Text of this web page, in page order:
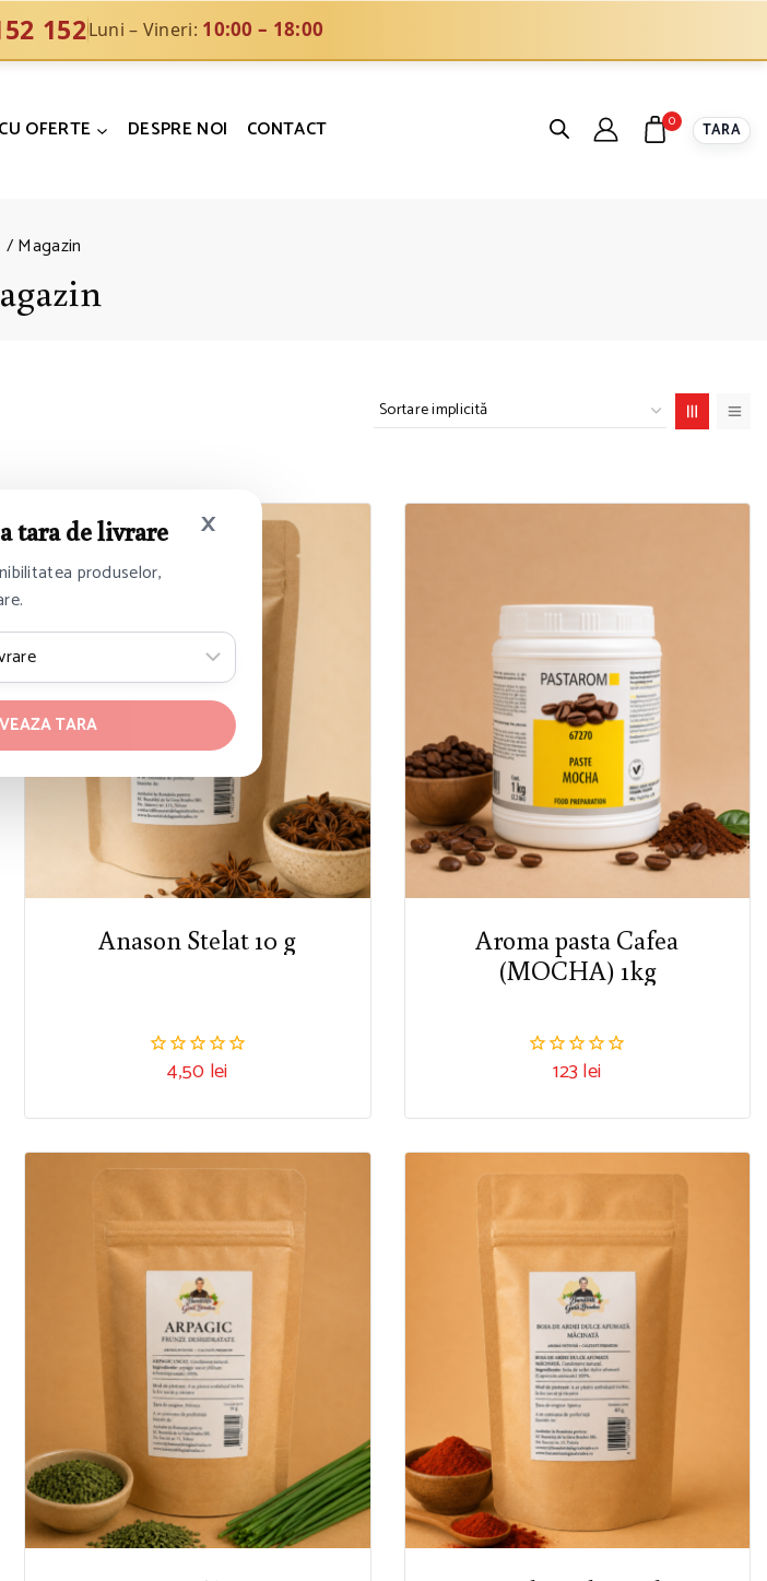
152Luni – Vineri: 10:00 – 18:00
OFERTE DESPRE NOI CONTACT 0 TARA
/Magazin
Anason Stelat 10 g
4,50 lei
Aroma pasta Cafea
(MOCHA) 1kg
123 lei
×
tara de livrare
produselor,
TARA